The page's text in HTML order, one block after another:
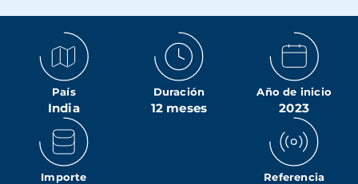
País
India
Duración
12 meses
Año de inicio
2023
Importe Referencia